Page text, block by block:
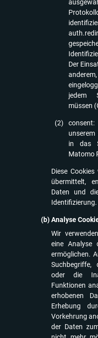
EMAIL
Der
jedem
müssen
unserem
in das
Matomo
Diese
übermittelt,
Daten und
Identifizierung.
Analyse
Wir
eine Analyse
ermöglichen.
Suchbegriffe,
oder die
Funktionen
erhobenen
Erhebung
Vorkehrung
der Daten